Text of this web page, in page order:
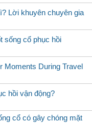
Lời khuyên chuyên gia
sống cổ phục hồi
Moments During Travel
hồi vận động?
cổ có gây chóng mặt